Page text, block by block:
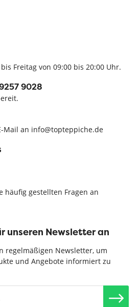
Freitag von 09:00 bis 20:00 Uhr.
9028
Mail an info@topteppiche.de
häufig gestellten Fragen an
unseren Newsletter an
regelmäßigen Newsletter, um
und Angebote informiert zu